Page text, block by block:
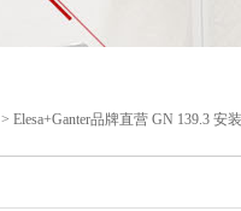
> Elesa+Ganter品牌直营 GN 139.3 安